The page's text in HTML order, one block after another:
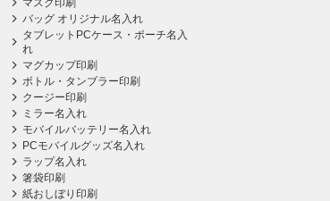
マスク印刷
バッグ オリジナル名入れ
タブレットPCケース・ポーチ名入
れ
マグカップ印刷
ボトル・タンブラー印刷
クージー印刷
ミラー名入れ
モバイルバッテリー名入れ
PCモバイルグッズ名入れ
ラップ名入れ
箸袋印刷
紙おしぼり印刷